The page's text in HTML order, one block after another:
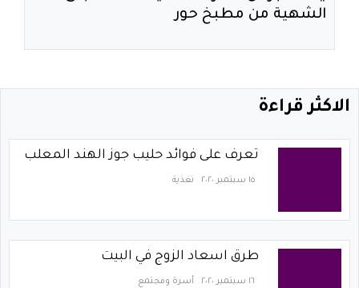
الشهية من مطبخ حور
الاكثر قراءة
تعرف على فوائد حليب جوز الهند المعلب
١٥ سبتمبر ٢٠٢٠ تغذية
طرق اسعاد الزوج في البيت
١٦ سبتمبر ٢٠٢٠ أسرة ومجتمع